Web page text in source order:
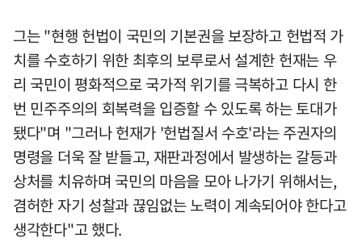
그는 "현행 헌법이 국민의 기본권을 보장하고 헌법적 가
치를 수호하기 위한 최후의 보루로서 설계한 헌재는 우
리 국민이 평화적으로 국가적 위기를 극복하고 다시 한
번 민주주의의 회복력을 입증할 수 있도록 하는 토대가
됐다"며 "그러나 헌재가 '헌법질서 수호'라는 주권자의
명령을 더욱 잘 받들고, 재판과정에서 발생하는 갈등과
상처를 치유하며 국민의 마음을 모아 나가기 위해서는,
겸허한 자기 성찰과 끊임없는 노력이 계속되어야 한다고
생각한다"고 했다.